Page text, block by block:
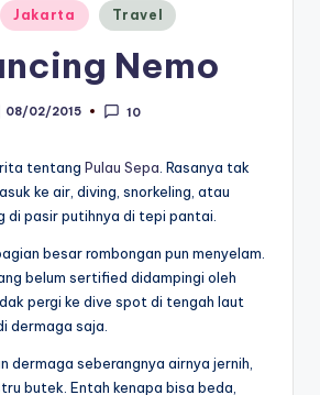
Jakarta Travel
Nemo
08/02/2015 10
tentang Pulau Sepa . Rasanya tak
ke air, diving, snorkeling, atau
di pasir putihnya di tepi pantai.
besar rombongan pun menyelam.
belum sertified didampingi oleh
pergi ke dive spot di tengah laut
dermaga saja.
dermaga seberangnya airnya jernih,
butek. Entah kenapa bisa beda,